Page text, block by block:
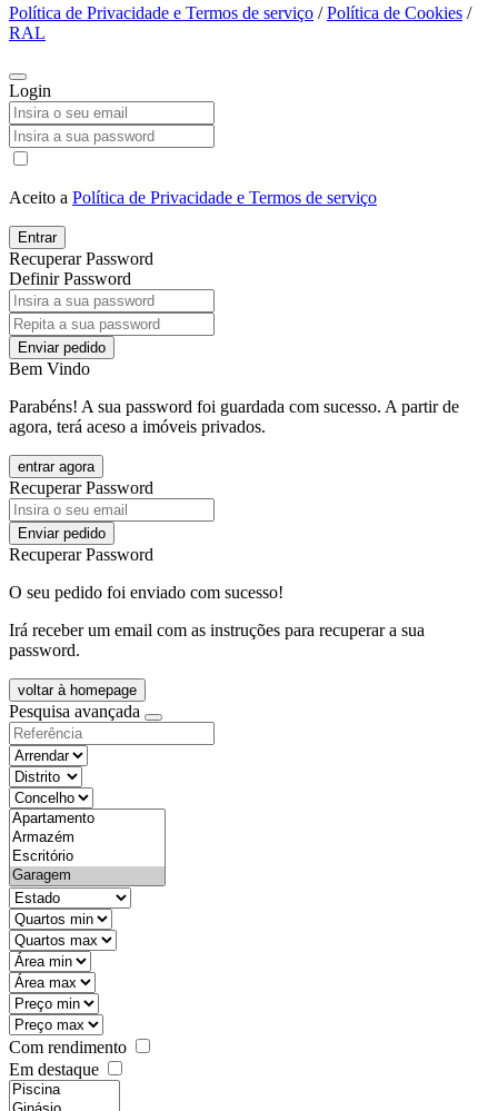
Política de Privacidade e Termos de serviço /Política de Cookies /
RAL
Login
Aceito a Política de Privacidade e Termos de serviço
Entrar
Recuperar Password
Definir Password
Enviar pedido
Bem Vindo
Parabéns! A sua password foi guardada com sucesso. A partir de
agora, terá aceso a imóveis privados.
entrar agora
Recuperar Password
Enviar pedido
Recuperar Password
O seu pedido foi enviado com sucesso!
Irá receber um email com as instruções para recuperar a sua
password.
voltar à homepage
Pesquisa avançada
objective
districtId
countyId
types
state
mintypo
maxtypo
minarea
maxarea
minprice
maxprice
Com rendimento
Em destaque
features